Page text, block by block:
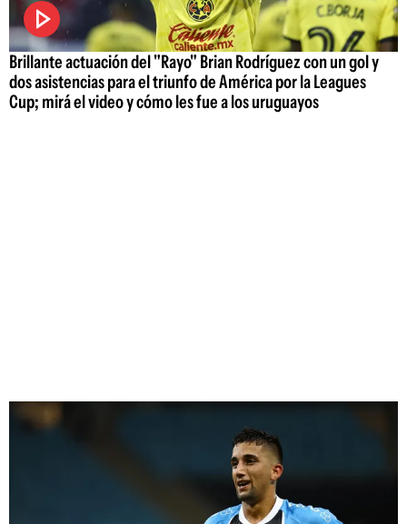
Brillante actuación del "Rayo" Brian Rodríguez con un gol y
dos asistencias para el triunfo de América por la Leagues
Cup; mirá el video y cómo les fue a los uruguayos